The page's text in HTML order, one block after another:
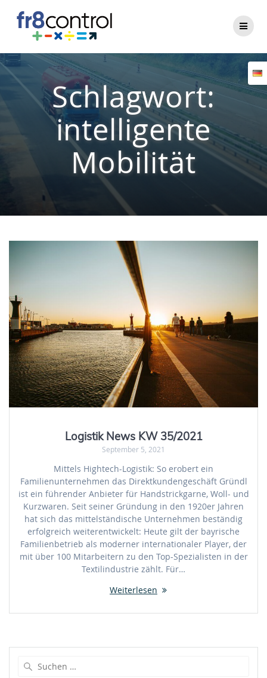
Schlagwort:
intelligente
Mobilität
Logistik News KW 35/2021
September 5, 2021
Mittels Hightech-Logistik: So erobert ein
Familienunternehmen das Direktkundengeschäft Gründl
ist ein führender Anbieter für Handstrickgarne, Woll- und
Kurzwaren. Seit seiner Gründung in den 1920er Jahren
hat sich das mittelständische Unternehmen beständig
erfolgreich weiterentwickelt: Heute gilt der bayrische
Familienbetrieb als moderner internationaler Player, der
mit über 100 Mitarbeitern zu den Top-Spezialisten in der
Textilindustrie zählt. Für…
Weiterlesen